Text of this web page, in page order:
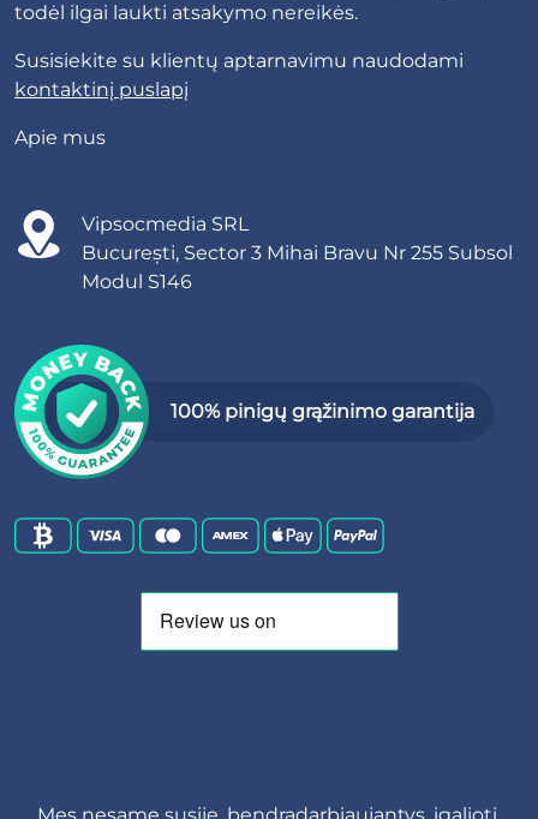
todėl ilgai laukti atsakymo nereikės.
Susisiekite su klientų aptarnavimu naudodami
kontaktinį puslapį
Apie mus
Vipsocmedia SRL
București, Sector 3 Mihai Bravu Nr 255 Subsol
Modul S146
100% pinigų grąžinimo garantija